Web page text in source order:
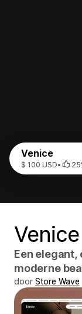
Venice
$ 100 USD•
Venice
Een
moderne
door Store Wave